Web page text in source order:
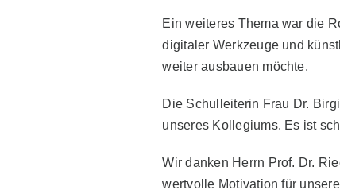
Ein weiteres Thema war die
digitaler Werkzeuge und
weiter ausbauen möchte.
Die Schulleiterin Frau Dr.
unseres Kollegiums. Es ist
Wir danken Herrn Prof. Dr.
wertvolle Motivation für